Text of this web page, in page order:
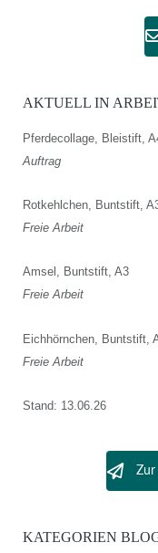
AKTUELL IN
Pferdecollage, Bleistift,
Auftrag
Rotkehlchen, Buntstift,
Freie Arbeit
Amsel, Buntstift, A3
Freie Arbeit
Eichhörnchen, Buntstift,
Freie Arbeit
Stand: 13.06.26
Zur
KATEGORIEN